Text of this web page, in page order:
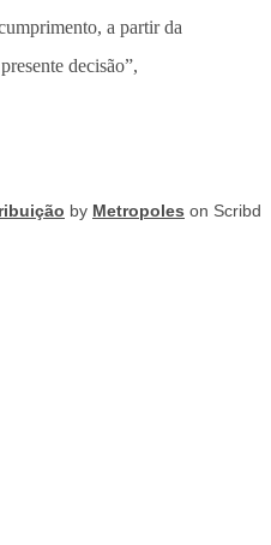
a partir da
decisão”,
by Metropoles on Scribd